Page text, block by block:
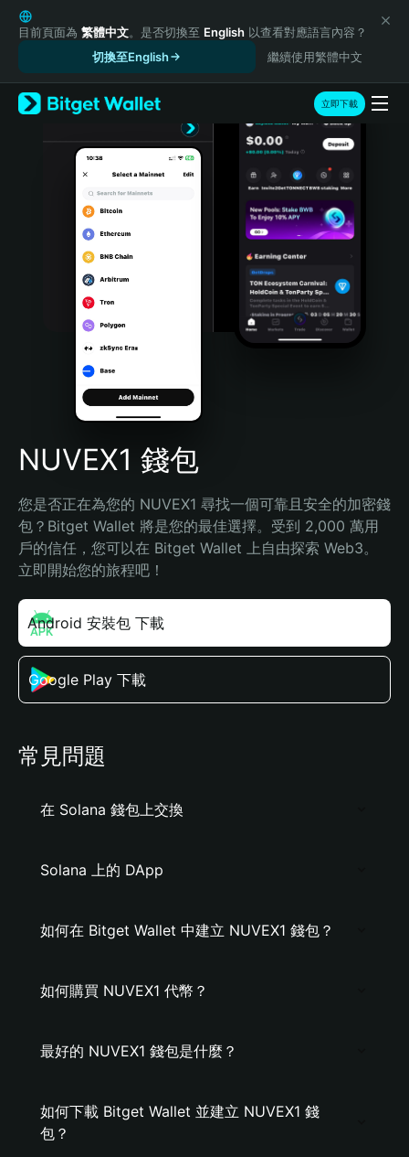
English
日本語
Русский
Español (Latinoamérica)
Türkçe
Português (Portugal)
Bahasa Indonesia
Português (Brasil)
Español (Argentina)
目前頁面為 繁體中文。是否切換至 English 以查看對應語言內容？
切換至English
繼續使用繁體中文
立即下載
NUVEX1 錢包
您是否正在為您的 NUVEX1 尋找一個可靠且安全的加密錢
包？Bitget Wallet 將是您的最佳選擇。受到 2,000 萬用
戶的信任，您可以在 Bitget Wallet 上自由探索 Web3。
立即開始您的旅程吧！
Android 安裝包 下載
Google Play 下載
常見問題
在 Solana 錢包上交換
Solana 上的 DApp
如何在 Bitget Wallet 中建立 NUVEX1 錢包？
如何購買 NUVEX1 代幣？
最好的 NUVEX1 錢包是什麼？
如何下載 Bitget Wallet 並建立 NUVEX1 錢
包？